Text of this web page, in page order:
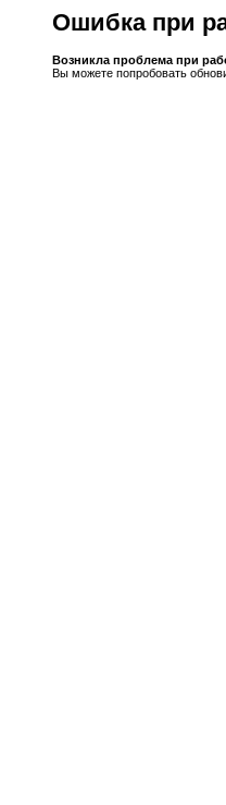
Ошибка при
Возникла проблема при
Вы можете попробовать